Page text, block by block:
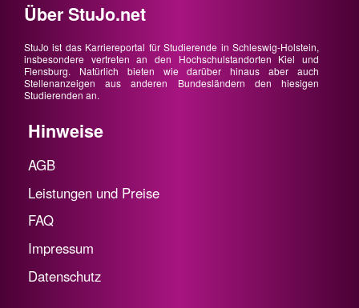
Über StuJo.net
StuJo ist das Karriereportal für Studierende in Schleswig-Holstein,
insbesondere vertreten an den Hochschulstandorten Kiel und
Flensburg. Natürlich bieten wie darüber hinaus aber auch
Stellenanzeigen aus anderen Bundesländern den hiesigen
Studierenden an.
Hinweise
AGB
Leistungen und Preise
FAQ
Impressum
Datenschutz